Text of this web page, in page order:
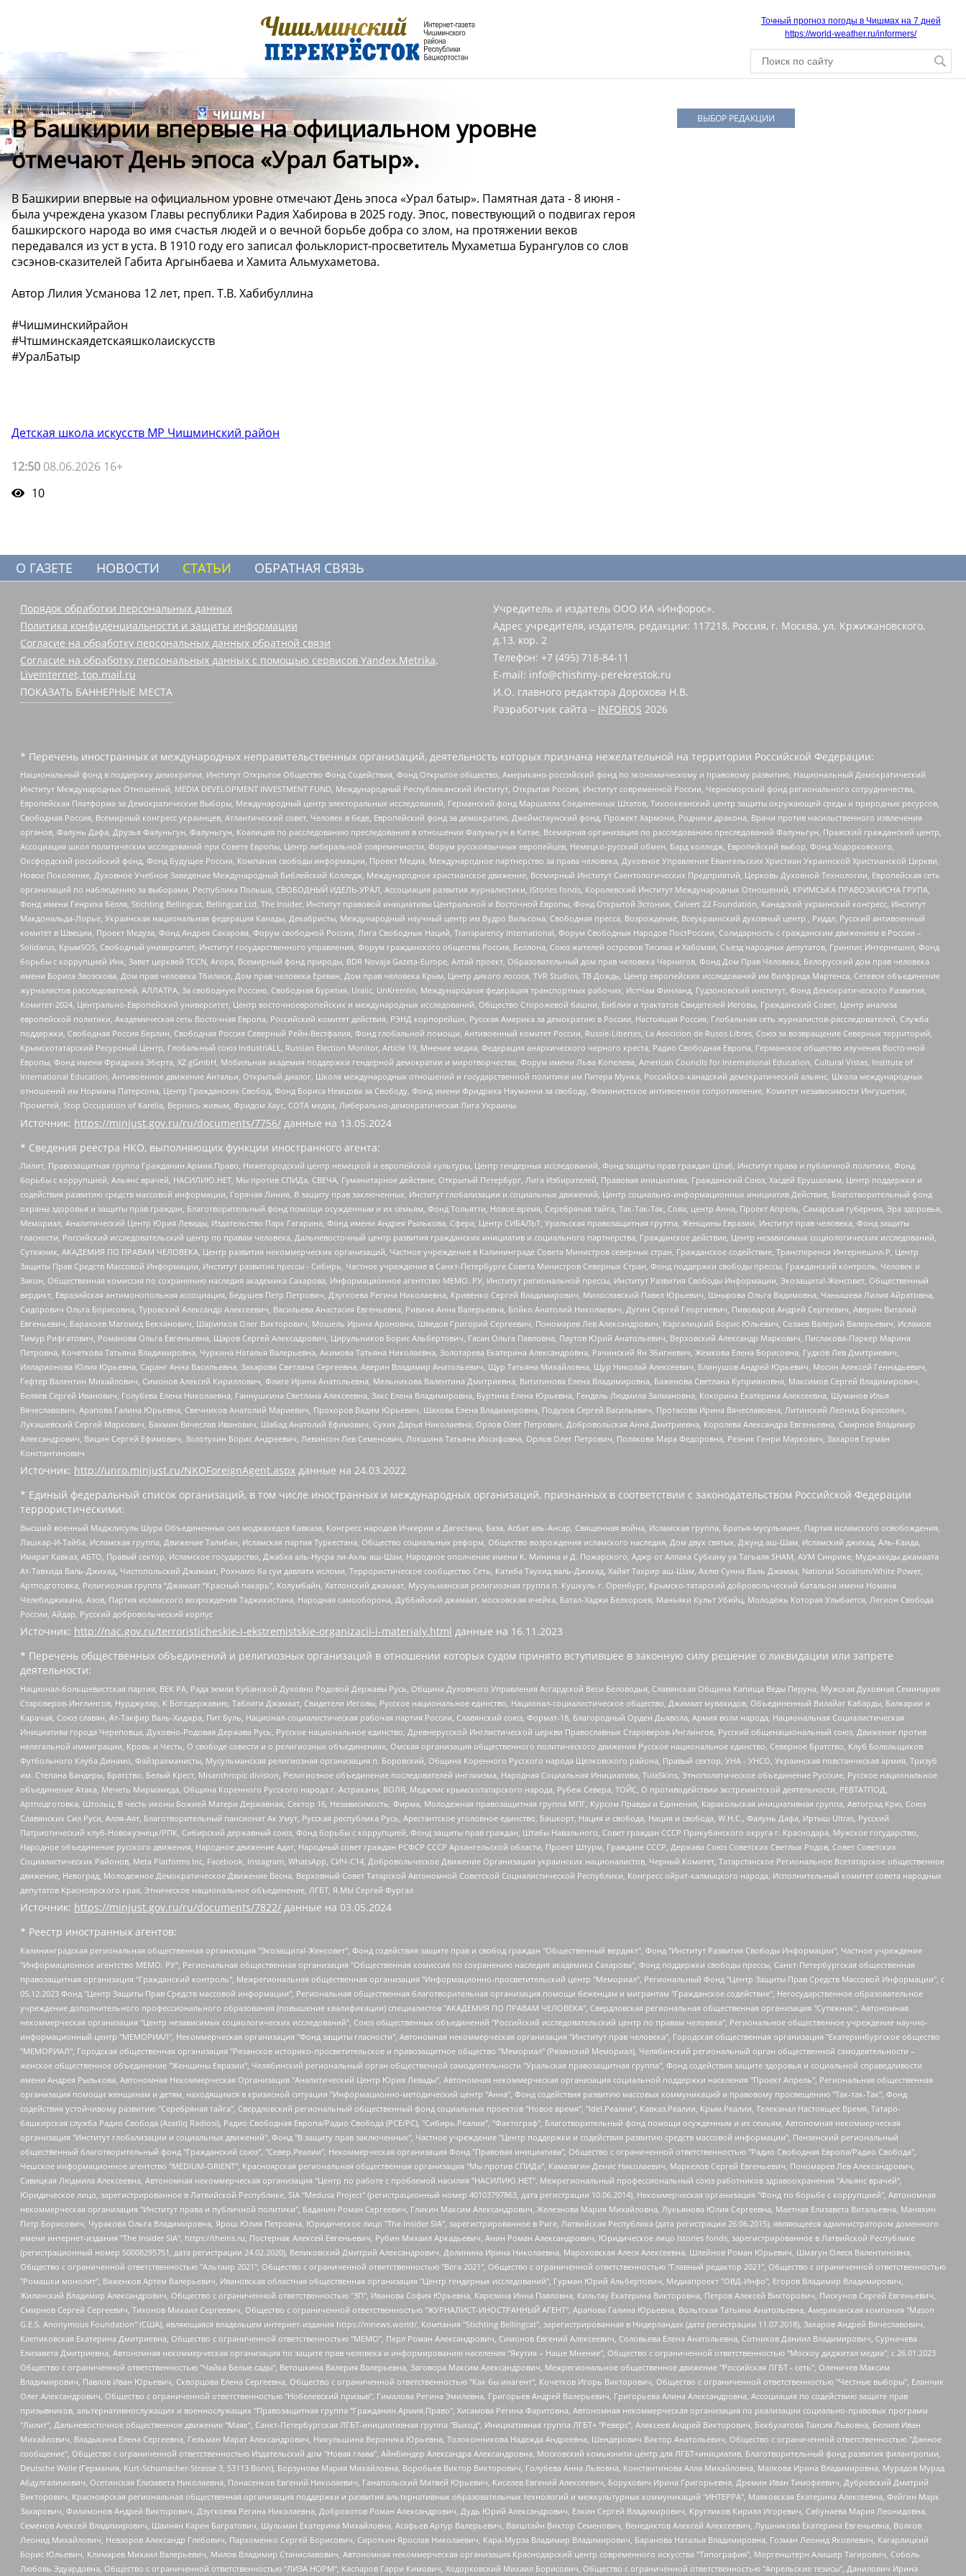
Точный прогноз погоды в Чишмах на 7 дней
https://world-weather.ru/informers/
В Башкирии впервые на официальном уровне
отмечают День эпоса «Урал батыр».
В Башкирии впервые на официальном уровне отмечают День эпоса «Урал батыр». Памятная дата - 8 июня -
была учреждена указом Главы республики Радия Хабирова в 2025 году. Эпос, повествующий о подвигах героя
башкирского народа во имя счастья людей и о вечной борьбе добра со злом, на протяжении веков
передавался из уст в уста. В 1910 году его записал фольклорист-просветитель Мухаметша Бурангулов со слов
сэсэнов-сказителей Габита Аргынбаева и Хамита Альмухаметова.
Автор Лилия Усманова 12 лет, преп. Т.В. Хабибуллина
#Чишминскийрайон
#Чтшминскаядетскаяшколаискусств
#УралБатыр
Детская школа искусств МР Чишминский район
12:50 08.06.2026 16+
10
ВЫБОР РЕДАКЦИИ
О ГАЗЕТЕ НОВОСТИ СТАТЬИ ОБРАТНАЯ СВЯЗЬ
Порядок обработки персональных данных
Политика конфиденциальности и защиты информации
Согласие на обработку персональных данных обратной связи
Согласие на обработку персональных данных с помощью сервисов Yandex.Metrika,
LiveInternet, top.mail.ru
ПОКАЗАТЬ БАННЕРНЫЕ МЕСТА
Учредитель и издатель ООО ИА «Инфорос».
Адрес учредителя, издателя, редакции: 117218, Россия, г. Москва, ул. Кржижановского,
д.13, кор. 2
Телефон: +7 (495) 718-84-11
E-mail: info@chishmy-perekrestok.ru
И.О. главного редактора Дорохова Н.В.
Разработчик сайта – INFOROS 2026
* Перечень иностранных и международных неправительственных организаций, деятельность которых признана нежелательной на территории Российской Федерации:
Национальный фонд в поддержку демократии, Институт Открытое Общество Фонд Содействия, Фонд Открытое общество, Американо-российский фонд по экономическому и правовому развитию, Национальный Демократический
Институт Международных Отношений, MEDIA DEVELOPMENT INVESTMENT FUND, Международный Республиканский Институт, Открытая Россия, Институт современной России, Черноморский фонд регионального сотрудничества,
Европейская Платформа за Демократические Выборы, Международный центр электоральных исследований, Германский фонд Маршалла Соединенных Штатов, Тихоокеанский центр защиты окружающей среды и природных ресурсов,
Свободная Россия, Всемирный конгресс украинцев, Атлантический совет, Человек в беде, Европейский фонд за демократию, Джеймстаунский фонд, Прожект Хармони, Родники дракона, Врачи против насильственного извлечения
органов, Фалунь Дафа, Друзья Фалуньгун, Фалуньгун, Коалиция по расследованию преследования в отношении Фалуньгун в Китае, Всемирная организация по расследованию преследований Фалуньгун, Пражский гражданский центр,
Ассоциация школ политических исследований при Совете Европы, Центр либеральной современности, Форум русскоязычных европейцев, Немецко-русский обмен, Бард колледж, Европейский выбор, Фонд Ходорковского,
Оксфордский российский фонд, Фонд Будущее России, Компания свободы информации, Проект Медиа, Международное партнерство за права человека, Духовное Управление Евангельских Христиан Украинской Христианской Церкви,
Новое Поколение, Духовное Учебное Заведение Международный Библейский Колледж, Международное христианское движение, Всемирный Институт Саентологических Предприятий, Церковь Духовной Технологии, Европейская сеть
организаций по наблюдению за выборами, Республика Польша, СВОБОДНЫЙ ИДЕЛЬ-УРАЛ, Ассоциация развития журналистики, IStories fonds, Королевский Институт Международных Отношений, КРИМСЬКА ПРАВОЗАХИСНА ГРУПА,
Фонд имени Генриха Бёлля, Stichting Bellingcat, Bellingcat Ltd, The Insider, Институт правовой инициативы Центральной и Восточной Европы, Фонд Открытой Эстонии, Calvert 22 Foundation, Канадский украинский конгресс, Институт
Макдональда-Лорье, Украинская национальная федерация Канады, Декабристы, Международный научный центр им Вудро Вильсона, Свободная пресса, Возрождение, Всеукраинский духовный центр , Риддл, Русский антивоенный
комитет в Швеции, Проект Медуза, Фонд Андрея Сахарова, Форум свободной России, Лига Свободных Наций, Transparеncy International, Форум Свободных Народов ПостРоссии, Солидарность с гражданским движением в России –
Solidarus, КрымSOS, Свободный университет, Институт государственного управления, Форум гражданского общества Россия, Беллона, Союз жителей островов Тисима и Хабомаи, Съезд народных депутатов, Гринпис Интернешнл, Фонд
борьбы с коррупцией Инк, Завет церквей TCCN, Агора, Всемирный фонд природы, BDR Novaja Gazeta-Europe, Алтай проект, Образовательный дом прав человека Чернигов, Фонд Дом Прав Человека, Белорусский дом прав человека
имени Бориса Звозскова, Дом прав человека Тбилиси, Дом прав человека Ереван, Дом прав человека Крым, Центр дикого лосося, TVR Studios, ТВ Дождь, Центр европейских исследований им Вилфрида Мартенса, Сетевое объединение
журналистов расследователей, АЛЛАТРА, За свободную Россию, Свободная Бурятия, Uralic, UnKremlin, Международная федерация транспортных рабочих, ИстЧам Финланд, Гудзоновский институт, Фонд Демократического Развития,
Комитет-2024, Центрально-Европейский университет, Центр восточноевропейских и международных исследований, Общество Сторожевой башни, Библии и трактатов Свидетелей Иеговы, Гражданский Совет, Центр анализа
европейской политики, Академическая сеть Восточная Европа, Российский комитет действия, РЭНД корпорейшн, Русская Америка за демократию в России, Настоящая Россия, Глобальная сеть журналистов-расследователей, Служба
поддержки, Свободная Россия Берлин, Свободная Россия Северный Рейн-Вестфалия, Фонд глобальной помощи, Антивоенный комитет России, Russie-Libertes, La Asocicion de Rusos Libres, Союз за возвращение Северных территорий,
Крымскотатарский Ресурсный Центр, Глобальный союз IndustriALL, Russian Election Monitor, Article 19, Мнение медиа, Федерация анархического черного креста, Радио Свободная Европа, Германское общество изучения Восточной
Европы, Фонд имени Фридриха Эберта, XZ gGmbH, Мобильная академия поддержки гендерной демократии и миротворчества, Форум имени Льва Копелева, American Councils for International Education, Cultural Vistas, Institute of
International Education, Антивоенное движение Антальи, Открытый диалог, Школа международных отношений и государственной политики им Питера Мунка, Российско-канадский демократический альянс, Школа международных
отношений им Нормана Патерсона, Центр Гражданских Свобод, Фонд Бориса Немцова за Свободу, Фонд имени Фридриха Науманна за свободу, Феминистское антивоенное сопротивление, Комитет независимости Ингушетии,
Прометей, Stop Occupation of Karelia, Вернись живым, Фридом Хаус, СОТА медиа, Либерально-демократическая Лига Украины
Источник: https://minjust.gov.ru/ru/documents/7756/ данные на 13.05.2024
* Сведения реестра НКО, выполняющих функции иностранного агента:
Лилит, Правозащитная группа Гражданин.Армия.Право, Нижегородский центр немецкой и европейской культуры, Центр гендерных исследований, Фонд защиты прав граждан Штаб, Институт права и публичной политики, Фонд
борьбы с коррупцией, Альянс врачей, НАСИЛИЮ.НЕТ, Мы против СПИДа, СВЕЧА, Гуманитарное действие, Открытый Петербург, Лига Избирателей, Правовая инициатива, Гражданский Союз, Хасдей Ерушалаим, Центр поддержки и
содействия развитию средств массовой информации, Горячая Линия, В защиту прав заключенных, Институт глобализации и социальных движений, Центр социально-информационных инициатив Действие, Благотворительный фонд
охраны здоровья и защиты прав граждан, Благотворительный фонд помощи осужденным и их семьям, Фонд Тольятти, Новое время, Серебряная тайга, Так-Так-Так, Сова, центр Анна, Проект Апрель, Самарская губерния, Эра здоровья,
Мемориал, Аналитический Центр Юрия Левады, Издательство Парк Гагарина, Фонд имени Андрея Рылькова, Сфера, Центр СИБАЛЬТ, Уральская правозащитная группа, Женщины Евразии, Институт прав человека, Фонд защиты
гласности, Российский исследовательский центр по правам человека, Дальневосточный центр развития гражданских инициатив и социального партнерства, Гражданское действие, Центр независимых социологических исследований,
Сутяжник, АКАДЕМИЯ ПО ПРАВАМ ЧЕЛОВЕКА, Центр развития некоммерческих организаций, Частное учреждение в Калининграде Совета Министров северных стран, Гражданское содействие, Трансперенси Интернешнл-Р, Центр
Защиты Прав Средств Массовой Информации, Институт развития прессы - Сибирь, Частное учреждение в Санкт-Петербурге Совета Министров Северных Стран, Фонд поддержки свободы прессы, Гражданский контроль, Человек и
Закон, Общественная комиссия по сохранению наследия академика Сахарова, Информационное агентство МЕМО. РУ, Институт региональной прессы, Институт Развития Свободы Информации, Экозащита!-Женсовет, Общественный
вердикт, Евразийская антимонопольная ассоциация, Бедушев Петр Петрович, Дзугкоева Регина Николаевна, Кривенко Сергей Владимирович, Милославский Павел Юрьевич, Шнырова Ольга Вадимовна, Чанышева Лилия Айратовна,
Сидорович Ольга Борисовна, Туровский Александр Алексеевич, Васильева Анастасия Евгеньевна, Ривина Анна Валерьевна, Бойко Анатолий Николаевич, Дугин Сергей Георгиевич, Пивоваров Андрей Сергеевич, Аверин Виталий
Евгеньевич, Барахоев Магомед Бекханович, Шарипков Олег Викторович, Мошель Ирина Ароновна, Шведов Григорий Сергеевич, Пономарев Лев Александрович, Каргалицкий Борис Юльевич, Созаев Валерий Валерьевич, Исламов
Тимур Рифгатович, Романова Ольга Евгеньевна, Щаров Сергей Алексадрович, Цирульников Борис Альбертович, Гасан Ольга Павловна, Паутов Юрий Анатольевич, Верховский Александр Маркович, Пислакова-Паркер Марина
Петровна, Кочеткова Татьяна Владимировна, Чуркина Наталья Валерьевна, Акимова Татьяна Николаевна, Золотарева Екатерина Александровна, Рачинский Ян Збигневич, Жемкова Елена Борисовна, Гудков Лев Дмитриевич,
Илларионова Юлия Юрьевна, Саранг Анна Васильевна, Захарова Светлана Сергеевна, Аверин Владимир Анатольевич, Щур Татьяна Михайловна, Щур Николай Алексеевич, Блинушов Андрей Юрьевич, Мосин Алексей Геннадьевич,
Гефтер Валентин Михайлович, Симонов Алексей Кириллович, Флиге Ирина Анатольевна, Мельникова Валентина Дмитриевна, Вититинова Елена Владимировна, Баженова Светлана Куприяновна, Максимов Сергей Владимирович,
Беляев Сергей Иванович, Голубева Елена Николаевна, Ганнушкина Светлана Алексеевна, Закс Елена Владимировна, Буртина Елена Юрьевна, Гендель Людмила Залмановна, Кокорина Екатерина Алексеевна, Шуманов Илья
Вячеславович, Арапова Галина Юрьевна, Свечников Анатолий Мариевич, Прохоров Вадим Юрьевич, Шахова Елена Владимировна, Подузов Сергей Васильевич, Протасова Ирина Вячеславовна, Литинский Леонид Борисович,
Лукашевский Сергей Маркович, Бахмин Вячеслав Иванович, Шабад Анатолий Ефимович, Сухих Дарья Николаевна, Орлов Олег Петрович, Добровольская Анна Дмитриевна, Королева Александра Евгеньевна, Смирнов Владимир
Александрович, Вицин Сергей Ефимович, Золотухин Борис Андреевич, Левинсон Лев Семенович, Локшина Татьяна Иосифовна, Орлов Олег Петрович, Полякова Мара Федоровна, Резник Генри Маркович, Захаров Герман
Константинович
Источник: http://unro.minjust.ru/NKOForeignAgent.aspx данные на 24.03.2022
* Единый федеральный список организаций, в том числе иностранных и международных организаций, признанных в соответствии с законодательством Российской Федерации
террористическими:
Высший военный Маджлисуль Шура Объединенных сил моджахедов Кавказа, Конгресс народов Ичкерии и Дагестана, База, Асбат аль-Ансар, Священная война, Исламская группа, Братья-мусульмане, Партия исламского освобождения,
Лашкар-И-Тайба, Исламская группа, Движение Талибан, Исламская партия Туркестана, Общество социальных реформ, Общество возрождения исламского наследия, Дом двух святых, Джунд аш-Шам, Исламский джихад, Аль-Каида,
Имарат Кавказ, АБТО, Правый сектор, Исламское государство, Джабха аль-Нусра ли-Ахль аш-Шам, Народное ополчение имени К. Минина и Д. Пожарского, Аджр от Аллаха Субхану уа Тагьаля SHAM, АУМ Синрике, Муджахеды джамаата
Ат-Тавхида Валь-Джихад, Чистопольский Джамаат, Рохнамо ба суи давлати исломи, Террористическое сообщество Сеть, Катиба Таухид валь-Джихад, Хайят Тахрир аш-Шам, Ахлю Сунна Валь Джамаа, National Socialism/White Power,
Артподготовка, Религиозная группа “Джамаат “Красный пахарь”, Колумбайн, Хатлонский джамаат, Мусульманская религиозная группа п. Кушкуль г. Оренбург, Крымско-татарский добровольческий батальон имени Номана
Челебиджихана, Азов, Партия исламского возрождения Таджикистана, Народная самооборона, Дуббайский джамаат, московская ячейка, Батал-Хаджи Белхороев, Маньяки Культ Убийц, Молодёжь Которая Улыбается, Легион Свобода
России, Айдар, Русский добровольческий корпус
Источник: http://nac.gov.ru/terroristicheskie-i-ekstremistskie-organizacii-i-materialy.html данные на 16.11.2023
* Перечень общественных объединений и религиозных организаций в отношении которых судом принято вступившее в законную силу решение о ликвидации или запрете
деятельности:
Национал-большевистская партия, ВЕК РА, Рада земли Кубанской Духовно Родовой Державы Русь, Община Духовного Управления Асгардской Веси Беловодья, Славянская Община Капища Веды Перуна, Мужская Духовная Семинария
Староверов-Инглингов, Нурджулар, К Богодержавию, Таблиги Джамаат, Свидетели Иеговы, Русское национальное единство, Национал-социалистическое общество, Джамаат мувахидов, Объединенный Вилайат Кабарды, Балкарии и
Карачая, Союз славян, Ат-Такфир Валь-Хиджра, Пит Буль, Национал-социалистическая рабочая партия России, Славянский союз, Формат-18, Благородный Орден Дьявола, Армия воли народа, Национальная Социалистическая
Инициатива города Череповца, Духовно-Родовая Держава Русь, Русское национальное единство, Древнерусской Инглистической церкви Православных Староверов-Инглингов, Русский общенациональный союз, Движение против
нелегальной иммиграции, Кровь и Честь, О свободе совести и о религиозных объединениях, Омская организация общественного политического движения Русское национальное единство, Северное Братство, Клуб Болельщиков
Футбольного Клуба Динамо, Файзрахманисты, Мусульманская религиозная организация п. Боровский, Община Коренного Русского народа Щелковского района, Правый сектор, УНА - УНСО, Украинская повстанческая армия, Тризуб
им. Степана Бандеры, Братство, Белый Крест, Misanthropic division, Религиозное объединение последователей инглиизма, Народная Социальная Инициатива, TulaSkins, Этнополитическое объединение Русские, Русское национальное
объединение Атака, Мечеть Мирмамеда, Община Коренного Русского народа г. Астрахани, ВОЛЯ, Меджлис крымскотатарского народа, Рубеж Севера, ТОЙС, О противодействии экстремистской деятельности, РЕВТАТПОД,
Артподготовка, Штольц, В честь иконы Божией Матери Державная, Сектор 16, Независимость, Фирма, Молодежная правозащитная группа МПГ, Курсом Правды и Единения, Каракольская инициативная группа, Автоград Крю, Союз
Славянских Сил Руси, Алля-Аят, Благотворительный пансионат Ак Умут, Русская республика Русь, Арестантское уголовное единство, Башкорт, Нация и свобода, Нация и свобода, W.H.С., Фалунь Дафа, Иртыш Ultras, Русский
Патриотический клуб-Новокузнецк/РПК, Сибирский державный союз, Фонд борьбы с коррупцией, Фонд защиты прав граждан, Штабы Навального, Совет граждан СССР Прикубанского округа г. Краснодара, Мужское государство,
Народное объединение русского движения, Народное движение Адат, Народный совет граждан РСФСР СССР Архангельской области, Проект Штурм, Граждане СССР, Держава Союз Советских Светлых Родов, Совет Советских
Социалистических Районов, Meta Platforms Inc, Facebook, Instagram, WhatsApp, СИЧ-С14, Добровольческое Движение Организации украинских националистов, Черный Комитет, Татарстанское Региональное Всетатарское общественное
движение, Невоград, Молодежное Демократическое Движение Весна, Верховный Совет Татарской Автономной Советской Социалистической Республики, Конгресс ойрат-калмыцкого народа, Исполнительный комитет совета народных
депутатов Красноярского края, Этническое национальное объединение, ЛГБТ, Я.МЫ Сергей Фургал
Источник: https://minjust.gov.ru/ru/documents/7822/ данные на 03.05.2024
* Реестр иностранных агентов:
Калининградская региональная общественная организация "Экозащита!-Женсовет", Фонд содействия защите прав и свобод граждан "Общественный вердикт", Фонд "Институт Развития Свободы Информации", Частное учреждение "Информационное агентство МЕМО. РУ", Региональная общественная организация "Общественная комиссия по сохранению наследия академика Сахарова", Фонд поддержки свободы прессы, Санкт-Петербургская общественная правозащитная организация "Гражданский контроль", Межрегиональная общественная организация "Информационно-просветительский центр "Мемориал", Региональный Фонд "Центр Защиты Прав Средств Массовой Информации", с 05.12.2023 Фонд "Центр Защиты Прав Средств массовой информации", Региональная общественная благотворительная организация помощи беженцам и мигрантам "Гражданское содействие", Негосударственное образовательное учреждение дополнительного профессионального образования (повышение квалификации) специалистов "АКАДЕМИЯ ПО ПРАВАМ ЧЕЛОВЕКА", Свердловская региональная общественная организация "Сутяжник", Автономная некоммерческая организация "Центр независимых социологических исследований", Союз общественных объединений "Российский исследовательский центр по правам человека", Региональное общественное учреждение научно-информационный центр "МЕМОРИАЛ", Некоммерческая организация "Фонд защиты гласности", Автономная некоммерческая организация "Институт прав человека", Городская общественная организация "Екатеринбургское общество "МЕМОРИАЛ", Городская общественная организация "Рязанское историко-просветительское и правозащитное общество "Мемориал" (Рязанский Мемориал), Челябинский региональный орган общественной самодеятельности – женское общественное объединение "Женщины Евразии", Челябинский региональный орган общественной самодеятельности "Уральская правозащитная группа", Фонд содействия защите здоровья и социальной справедливости имени Андрея Рылькова, Автономная Некоммерческая Организация "Аналитический Центр Юрия Левады", Автономная некоммерческая организация социальной поддержки населения "Проект Апрель", Региональная общественная организация помощи женщинам и детям, находящимся в кризисной ситуации "Информационно-методический центр "Анна", Фонд содействия развитию массовых коммуникаций и правовому просвещению "Так-так-Так", Фонд содействия устойчивому развитию "Серебряная тайга", Свердловский региональный общественный фонд социальных проектов "Новое время", "Idel.Реалии", Кавказ.Реалии, Крым.Реалии, Телеканал Настоящее Время, Татаро-башкирская служба Радио Свобода (Azatliq Radiosi), Радио Свободная Европа/Радио Свобода (PCE/PC), "Сибирь.Реалии", "Фактограф", Благотворительный фонд помощи осужденным и их семьям, Автономная некоммерческая организация "Институт глобализации и социальных движений", Фонд "В защиту прав заключенных", Частное учреждение "Центр поддержки и содействия развитию средств массовой информации", Пензенский региональный общественный благотворительный фонд "Гражданский союз", "Север.Реалии", Некоммерческая организация Фонд "Правовая инициатива", Общество с ограниченной ответственностью "Радио Свободная Европа/Радио Свобода", Чешское информационное агентство "MEDIUM-ORIENT", Красноярская региональная общественная организация "Мы против СПИДа", Камалягин Денис Николаевич, Маркелов Сергей Евгеньевич, Пономарев Лев Александрович, Савицкая Людмила Алексеевна, Автономная некоммерческая организация "Центр по работе с проблемой насилия "НАСИЛИЮ.НЕТ", Межрегиональный профессиональный союз работников здравоохранения "Альянс врачей", Юридическое лицо, зарегистрированное в Латвийской Республике, SIA "Medusa Project" (регистрационный номер 40103797863, дата регистрации 10.06.2014), Некоммерческая организация "Фонд по борьбе с коррупцией", Автономная некоммерческая организация "Институт права и публичной политики", Баданин Роман Сергеевич, Гликин Максим Александрович, Железнова Мария Михайловна, Лукьянова Юлия Сергеевна, Маетная Елизавета Витальевна, Маняхин Петр Борисович, Чуракова Ольга Владимировна, Ярош Юлия Петровна, Юридическое лицо "The Insider SIA", зарегистрированное в Риге, Латвийская Республика (дата регистрации 26.06.2015), являющееся администратором доменного имени интернет-издания "The Insider SIA", https://theins.ru, Постернак Алексей Евгеньевич, Рубин Михаил Аркадьевич, Анин Роман Александрович, Юридическое лицо Istories fonds, зарегистрированное в Латвийской Республике (регистрационный номер 50008295751, дата регистрации 24.02.2020), Великовский Дмитрий Александрович, Долинина Ирина Николаевна, Мароховская Алеся Алексеевна, Шлейнов Роман Юрьевич, Шмагун Олеся Валентиновна, Общество с ограниченной ответственностью "Альтаир 2021", Общество с ограниченной ответственностью "Вега 2021", Общество с ограниченной ответственностью "Главный редактор 2021", Общество с ограниченной ответственностью "Ромашки монолит", Важенков Артем Валерьевич, Ивановская областная общественная организация "Центр гендерных исследований", Гурман Юрий Альбертович, Медиапроект "ОВД-Инфо", Егоров Владимир Владимирович, Жилинский Владимир Александрович, Общество с ограниченной ответственностью "ЗП", Иванова София Юрьевна, Карезина Инна Павловна, Кильтау Екатерина Викторовна, Петров Алексей Викторович, Пискунов Сергей Евгеньевич, Смирнов Сергей Сергеевич, Тихонов Михаил Сергеевич, Общество с ограниченной ответственностью "ЖУРНАЛИСТ-ИНОСТРАННЫЙ АГЕНТ", Арапова Галина Юрьевна, Вольтская Татьяна Анатольевна, Американская компания "Mason G.E.S. Anonymous Foundation" (США), являющаяся владельцем интернет-издания https://mnews.world/, Компания "Stichting Bellingcat", зарегистрированная в Нидерландах (дата регистрации 11.07.2018), Захаров Андрей Вячеславович, Клепиковская Екатерина Дмитриевна, Общество с ограниченной ответственностью "МЕМО", Перл Роман Александрович, Симонов Евгений Алексеевич, Соловьева Елена Анатольевна, Сотников Даниил Владимирович, Сурначева Елизавета Дмитриевна, Автономная некоммерческая организация по защите прав человека и информированию населения "Якутия – Наше Мнение", Общество с ограниченной ответственностью "Москоу диджитал медиа", с 26.01.2023 Общество с ограниченной ответственностью "Чайка Белые сады", Ветошкина Валерия Валерьевна, Заговора Максим Александрович, Межрегиональное общественное движение "Российская ЛГБТ - сеть", Оленичев Максим Владимирович, Павлов Иван Юрьевич, Скворцова Елена Сергеевна, Общество с ограниченной ответственностью "Как бы инагент", Кочетков Игорь Викторович, Общество с ограниченной ответственностью "Честные выборы", Еланчик Олег Александрович, Общество с ограниченной ответственностью "Нобелевский призыв", Гималова Регина Эмилевна, Григорьев Андрей Валерьевич, Григорьева Алина Александровна, Ассоциация по содействию защите прав призывников, альтернативнослужащих и военнослужащих "Правозащитная группа "Гражданин.Армия.Право", Хисамова Регина Фаритовна, Автономная некоммерческая организация по реализации социально-правовых программ "Лилит", Дальневосточное общественное движение "Маяк", Санкт-Петербургская ЛГБТ-инициативная группа "Выход", Инициативная группа ЛГБТ+ "Реверс", Алексеев Андрей Викторович, Бекбулатова Таисия Львовна, Беляев Иван Михайлович, Владыкина Елена Сергеевна, Гельман Марат Александрович, Никульшина Вероника Юрьевна, Толоконникова Надежда Андреевна, Шендерович Виктор Анатольевич, Общество с ограниченной ответственностью "Данное сообщение", Общество с ограниченной ответственностью Издательский дом "Новая глава", Айнбиндер Александра Александровна, Московский комьюнити-центр для ЛГБТ+инициатив, Благотворительный фонд развития филантропии, Deutsche Welle (Германия, Kurt-Schumacher-Strasse 3, 53113 Bonn), Борзунова Мария Михайловна, Воробьев Виктор Викторович, Голубева Анна Львовна, Константинова Алла Михайловна, Малкова Ирина Владимировна, Мурадов Мурад Абдулгалимович, Осетинская Елизавета Николаевна, Понасенков Евгений Николаевич, Ганапольский Матвей Юрьевич, Киселев Евгений Алексеевич, Борухович Ирина Григорьевна, Дремин Иван Тимофеевич, Дубровский Дмитрий Викторович, Красноярская региональная общественная организация поддержки и развития альтернативных образовательных технологий и межкультурных коммуникаций "ИНТЕРРА", Маяковская Екатерина Алексеевна, Фейгин Марк Захарович, Филимонов Андрей Викторович, Дзугкоева Регина Николаевна, Доброхотов Роман Александрович, Дудь Юрий Александрович, Елкин Сергей Владимирович, Кругликов Кирилл Игоревич, Сабунаева Мария Леонидовна, Семенов Алексей Владимирович, Шаинян Карен Багратович, Шульман Екатерина Михайловна, Асафьев Артур Валерьевич, Вахштайн Виктор Семенович, Венедиктов Алексей Алексеевич, Лушникова Екатерина Евгеньевна, Волков Леонид Михайлович, Невзоров Александр Глебович, Пархоменко Сергей Борисович, Сироткин Ярослав Николаевич, Кара-Мурза Владимир Владимирович, Баранова Наталья Владимировна, Гозман Леонид Яковлевич, Кагарлицкий Борис Юльевич, Климарев Михаил Валерьевич, Милов Владимир Станиславович, Автономная некоммерческая организация Краснодарский центр современного искусства "Типография", Моргенштерн Алишер Тагирович, Соболь Любовь Эдуардовна, Общество с ограниченной ответственностью "ЛИЗА НОРМ", Каспаров Гарри Кимович, Ходорковский Михаил Борисович, Общество с ограниченной ответственностью "Апрельские тезисы", Данилович Ирина Брониславовна, Кашин Олег Владимирович, Петров Николай Владимирович, Пивоваров Алексей Владимирович, Соколов Михаил Владимирович, Цветкова Юлия Владимировна, Чичваркин Евгений Александрович, Комитет против пыток/Команда против пыток, Общество с ограниченной ответственностью "Первый научный", Общество с ограниченной ответственностью "Вертолет и ко", Белоцерковская Вероника Борисовна, Кац Максим Евгеньевич, Лазарева Татьяна Юрьевна, Шаведдинов Руслан Табризович, Яшин Илья Валерьевич, Общество с ограниченной ответственностью "Иноагент ААВ", Алешковский Дмитрий Петрович, Альбац Евгения Марковна, Быков Дмитрий Львович, Галямина Юлия Евгеньевна, Лойко Сергей Леонидович, Мартынов Кирилл Константинович, Медведев Сергей Александрович, Крашенинников Федор Геннадиевич, Гордеева Катерина Вл